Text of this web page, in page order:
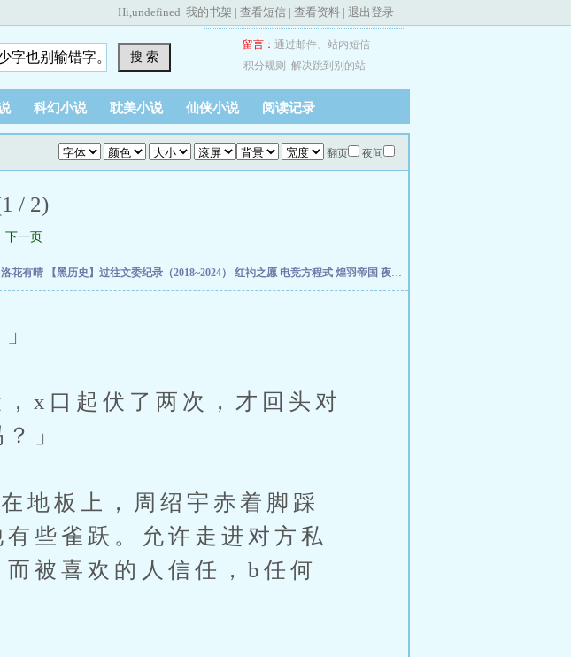
Hi,undefined 我的书架 | 查看短信 | 查看资料 | 退出登录
搜 索
留言： 通过邮件、 站内短信
积分规则
解决跳到别的站
科幻小说 耽美小说 仙侠小说 阅读记录
翻页 夜间
/ 2)
下一页
洛花有晴 【黑历史】过往文委纪录（2018~2024） 红礿之愿 电竞方程式 煌羽帝国 夜班花店不打烊
口起伏了两次，才回头对
」
板上，周绍宇赤着脚踩
些雀跃。允许走进对方私
被喜欢的人信任，b任何